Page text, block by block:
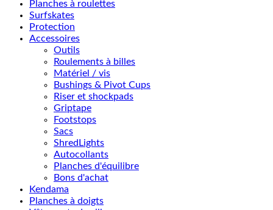
Planches à roulettes
Surfskates
Protection
Accessoires
Outils
Roulements à billes
Matériel / vis
Bushings & Pivot Cups
Riser et shockpads
Griptape
Footstops
Sacs
ShredLights
Autocollants
Planches d'équilibre
Bons d'achat
Kendama
Planches à doigts